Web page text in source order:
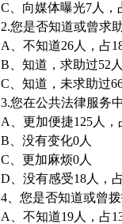
C、向媒体曝光7人，
2.您是否知道或曾求
A、不知道26人，占
B、知道，求助过52
C、知道，未求助过
3.您在公共法律服务
A、更加便捷125人，
B、没有变化0人
C、更加麻烦0人
D、没有感受18人，
4、您是否知道或曾
A、不知道19人，占